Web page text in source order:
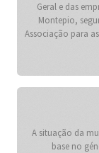
Geral e das
Montepio,
Associação para
A situação da
base no